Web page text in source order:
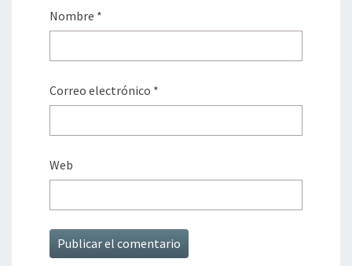
Nombre *
Correo electrónico *
Web